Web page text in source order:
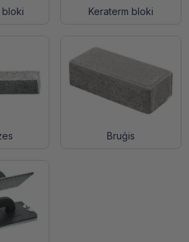
bloki Keraterm bloki
Bruģis